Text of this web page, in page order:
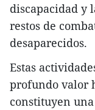
discapacidad y
restos de
desaparecidos.
Estas
profundo valor
constituyen